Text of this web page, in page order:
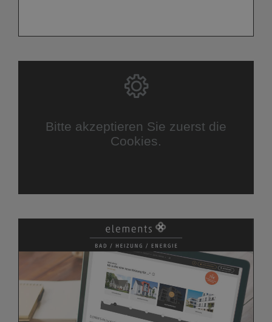
Bitte akzeptieren Sie zuerst die
Cookies.